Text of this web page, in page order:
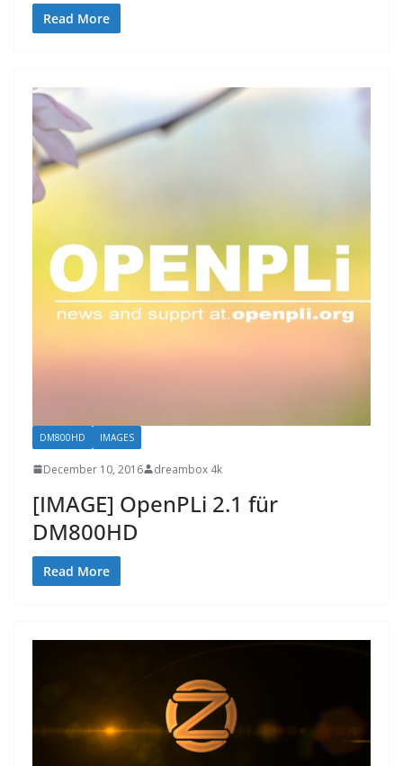
Read More
DM800HD IMAGES
December 10, 2016 dreambox 4k
[IMAGE] OpenPLi 2.1 für
DM800HD
Read More